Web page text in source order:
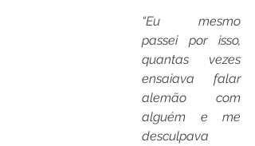
“Eu mesmo
passei por isso,
quantas vezes
ensaiava falar
alemão com
alguém e me
desculpava